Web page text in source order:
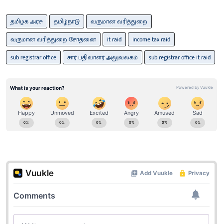
தமிழக அரசு தமிழ்நாடு
வருமான வரித்துறை
வருமான வரித்துறை சோதனை
it raid
income tax raid
sub registrar office
சார் பதிவாளர் அலுவலகம் sub registrar office it raid